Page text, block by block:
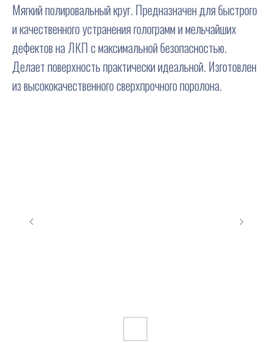
Мягкий полировальный круг. Предназначен для быстрого
и качественного устранения голограмм и мельчайших
дефектов на ЛКП с максимальной безопасностью.
Делает поверхность практически идеальной. Изготовлен
из высококачественного сверхпрочного поролона.